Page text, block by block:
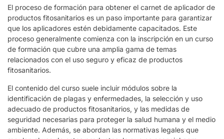
El proceso de formación para obtener el carnet de aplicador de
productos fitosanitarios es un paso importante para garantizar
que los aplicadores estén debidamente capacitados. Este
proceso generalmente comienza con la inscripción en un curso
de formación que cubre una amplia gama de temas
relacionados con el uso seguro y eficaz de productos
fitosanitarios.
El contenido del curso suele incluir módulos sobre la
identificación de plagas y enfermedades, la selección y uso
adecuado de productos fitosanitarios, y las medidas de
seguridad necesarias para proteger la salud humana y el medio
ambiente. Además, se abordan las normativas legales que